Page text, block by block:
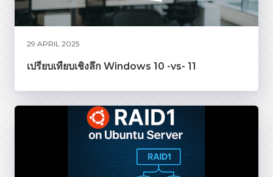
29 APRIL 2025
เปรียบเทียบเชิงลึก Windows 10 -vs- 11